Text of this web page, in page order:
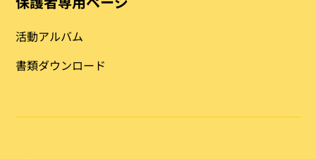
活動アルバム
書類ダウンロード